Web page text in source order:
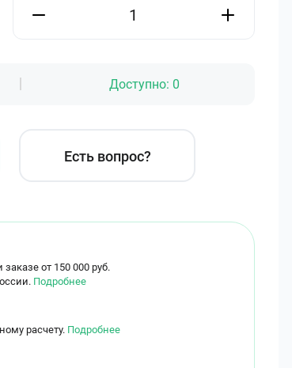
Доступно: 0
Есть вопрос?
от 150 000 руб.
Подробнее
расчету. Подробнее